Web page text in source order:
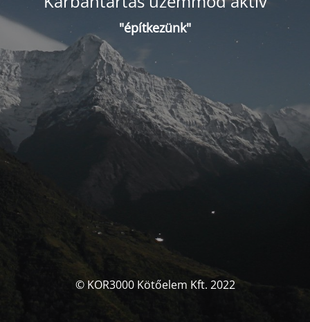
"építkezünk"
© KOR3000 Kötőelem Kft. 2022